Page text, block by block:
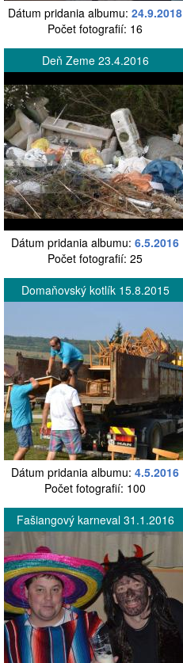
Dátum pridania albumu:24.9.2018
Počet fotografií: 16
Deň Zeme 23.4.2016
Dátum pridania albumu:6.5.2016
Počet fotografií: 25
Domaňovský kotlík 15.8.2015
Dátum pridania albumu:4.5.2016
Počet fotografií: 100
Fašiangový karneval 31.1.2016